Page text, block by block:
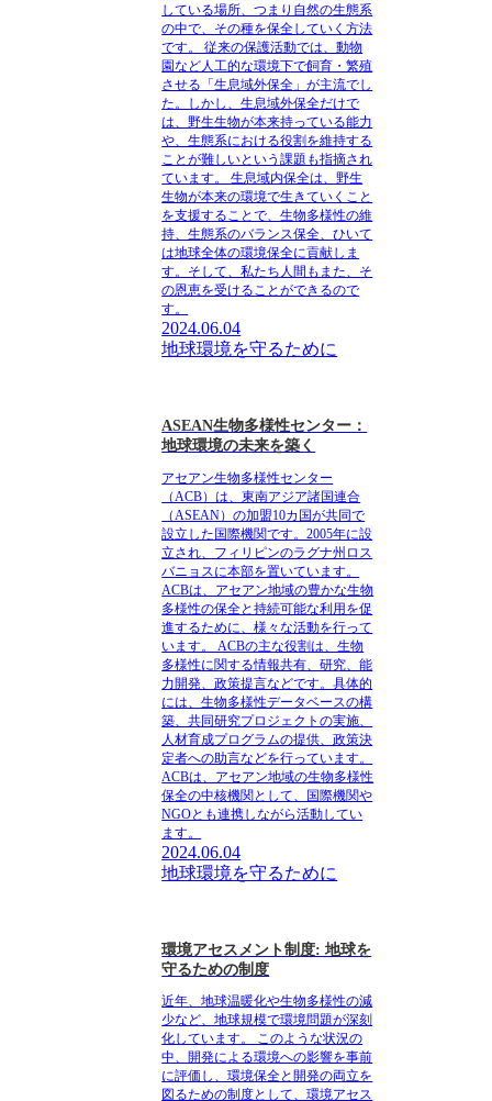
している場所、つまり自然の生態系
の中で、その種を保全していく方法
です。 従来の保護活動では、動物
園など人工的な環境下で飼育・繁殖
させる「生息域外保全」が主流でし
た。しかし、生息域外保全だけで
は、野生生物が本来持っている能力
や、生態系における役割を維持する
ことが難しいという課題も指摘され
ています。 生息域内保全は、野生
生物が本来の環境で生きていくこと
を支援することで、生物多様性の維
持、生態系のバランス保全、ひいて
は地球全体の環境保全に貢献しま
す。そして、私たち人間もまた、そ
の恩恵を受けることができるので
す。
2024.06.04
地球環境を守るために
ASEAN生物多様性センター：
地球環境の未来を築く
アセアン生物多様性センター
（ACB）は、東南アジア諸国連合
（ASEAN）の加盟10カ国が共同で
設立した国際機関です。2005年に設
立され、フィリピンのラグナ州ロス
バニョスに本部を置いています。
ACBは、アセアン地域の豊かな生物
多様性の保全と持続可能な利用を促
進するために、様々な活動を行って
います。 ACBの主な役割は、生物
多様性に関する情報共有、研究、能
力開発、政策提言などです。具体的
には、生物多様性データベースの構
築、共同研究プロジェクトの実施、
人材育成プログラムの提供、政策決
定者への助言などを行っています。
ACBは、アセアン地域の生物多様性
保全の中核機関として、国際機関や
NGOとも連携しながら活動してい
ます。
2024.06.04
地球環境を守るために
環境アセスメント制度: 地球を
守るための制度
近年、地球温暖化や生物多様性の減
少など、地球規模で環境問題が深刻
化しています。 このような状況の
中、開発による環境への影響を事前
に評価し、環境保全と開発の両立を
図るための制度として、環境アセス